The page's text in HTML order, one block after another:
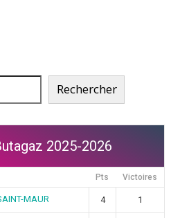
Rechercher
2025-2026
Pts Victoires
MAUR 4 1